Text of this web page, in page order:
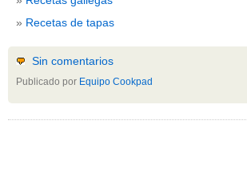
Recetas de tapas
Sin comentarios
Publicado por Equipo Cookpad